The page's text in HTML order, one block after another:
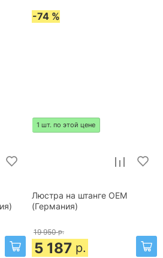
-74 %
1 шт. по этой цене
Люстра на штанге OEM
(Германия)
19 950 р.
5 187 р.